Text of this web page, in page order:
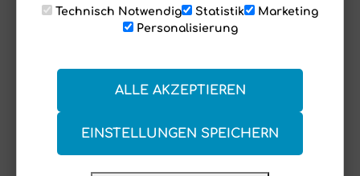
Technisch Notwendig Statistik
Marketing
Personalisierung
EINSTELLUNGEN SPEICHERN
ALLE AKZEPTIEREN